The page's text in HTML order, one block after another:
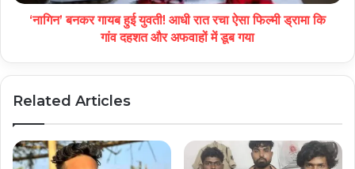
‘नागिन’ बनकर गायब हुई युवती! आधी रात रचा ऐसा फिल्मी ड्रामा कि
गांव दहशत और अफवाहों में डूब गया
Related Articles